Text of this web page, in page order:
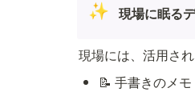
✨ 現場に眠る
現場には、活用さ
📝 手書きのメモ